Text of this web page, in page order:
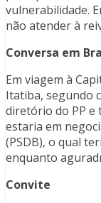
vulnerabilidade.
não atender à
Conversa em
Em viagem à
Itatiba, segundo
diretório do PP e
estaria em
(PSDB), o qual
enquanto
Convite